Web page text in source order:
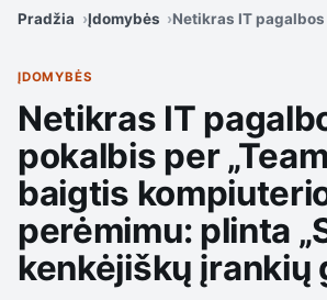
Pradžia Įdomybės Netikras IT
ĮDOMYBĖS
Netikras IT
pokalbis per
baigtis
perėmimu: plinta
kenkėjiškų įrankių